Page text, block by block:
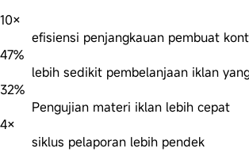
10×
efisiensi penjangkauan pembuat
47%
lebih sedikit pembelanjaan iklan
32%
Pengujian materi iklan lebih cepat
4×
siklus pelaporan lebih pendek